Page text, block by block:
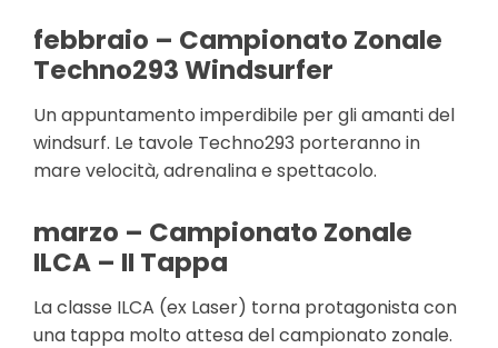
febbraio – Campionato Zonale
Techno293 Windsurfer
Un appuntamento imperdibile per gli amanti del
windsurf. Le tavole Techno293 porteranno in
mare velocità, adrenalina e spettacolo.
marzo – Campionato Zonale
ILCA – II Tappa
La classe ILCA (ex Laser) torna protagonista con
una tappa molto attesa del campionato zonale.